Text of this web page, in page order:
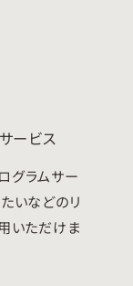
ービス
グラムサー
いなどのリ
いただけま